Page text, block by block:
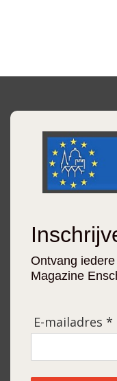
Ontvang
Magazine
E-mailadres *